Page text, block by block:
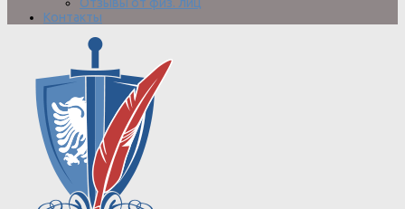
Отзывы от физ. лиц
Контакты